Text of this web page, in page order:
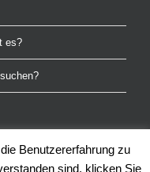
es?
Benutzererfahrung zu
sind, klicken Sie